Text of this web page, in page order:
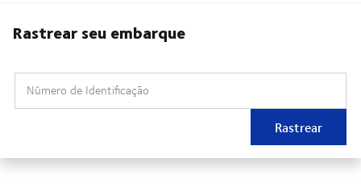
Rastrear seu embarque
Número de Identificação
Rastrear